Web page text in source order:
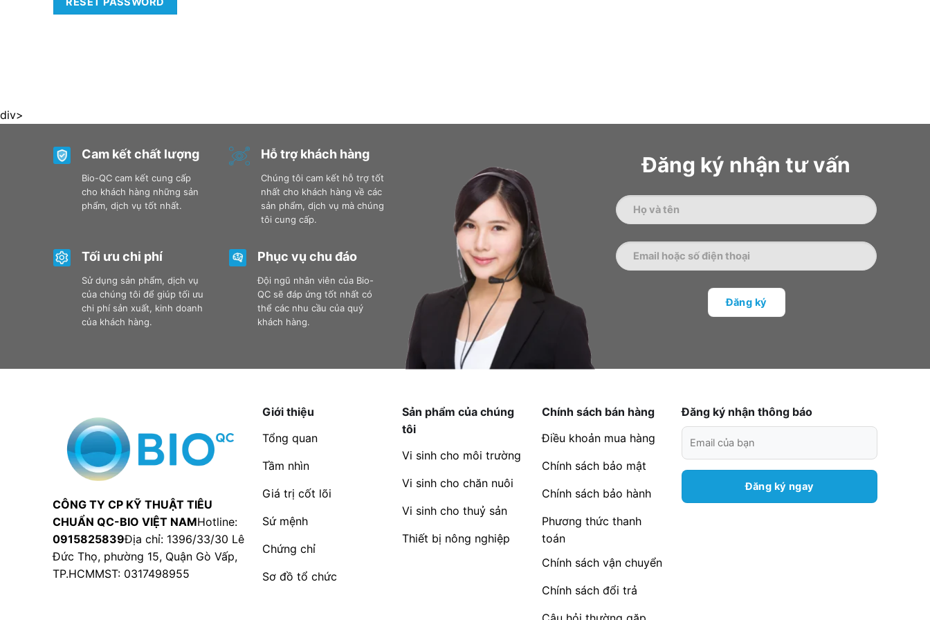
div>
Cam kết chất lượng
Bio-QC cam kết cung cấp
cho khách hàng những sản
phẩm, dịch vụ tốt nhất.
Hỗ trợ khách hàng
Chúng tôi cam kết hỗ trợ tốt
nhất cho khách hàng về các
sản phẩm, dịch vụ mà chúng
tôi cung cấp.
Tối ưu chi phí
Sử dụng sản phẩm, dịch vụ
của chúng tôi để giúp tối ưu
chi phí sản xuất, kinh doanh
của khách hàng.
Phục vụ chu đáo
Đội ngũ nhân viên của Bio-
QC sẽ đáp ứng tốt nhất có
thể các nhu cầu của quý
khách hàng.
Đăng ký nhận tư vấn
CÔNG TY CP KỸ THUẬT TIÊU
CHUẨN QC-BIO VIỆT NAMHotline:
0915825839Địa chỉ: 1396/33/30 Lê
Đức Thọ, phường 15, Quận Gò Vấp,
TP.HCMMST: 0317498955
Giới thiệu
Tổng quan
Tầm nhìn
Giá trị cốt lõi
Sứ mệnh
Chứng chỉ
Sơ đồ tổ chức
Sản phẩm của chúng
tôi
Vi sinh cho môi trường
Vi sinh cho chăn nuôi
Vi sinh cho thuỷ sản
Thiết bị nông nghiệp
Chính sách bán hàng
Điều khoản mua hàng
Chính sách bảo mật
Chính sách bảo hành
Phương thức thanh
toán
Chính sách vận chuyển
Chính sách đổi trả
Đăng ký nhận thông báo